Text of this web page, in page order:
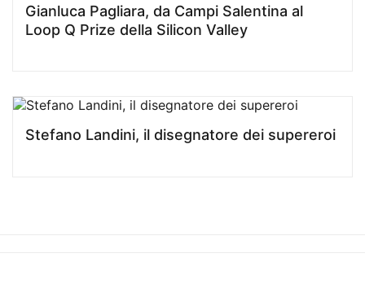
Gianluca Pagliara, da Campi Salentina al
Loop Q Prize della Silicon Valley
Stefano Landini, il disegnatore dei supereroi